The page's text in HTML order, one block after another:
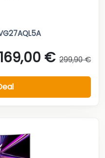
169,00 € 299,90 €